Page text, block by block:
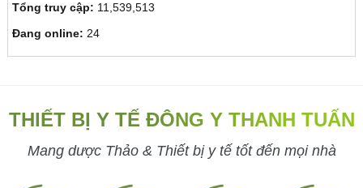
Tổng truy cập: 11,539,513
Đang online: 24
THIẾT BỊ Y TẾ ĐÔNG Y THANH TUẤN
Mang dược Thảo & Thiết bị y tế tốt đến mọi nhà